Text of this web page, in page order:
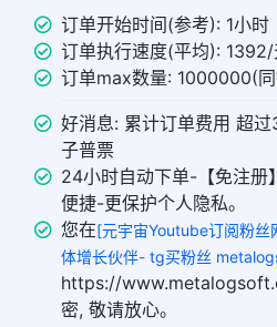
订单开始时间(参考): 1小时
订单执行速度(平均):
订单max数量: 1000000(
好消息: 累计订单费用 超
子普票
24小时自动下单-【免注册
便捷-更保护个人隐私。
您在[元宇宙Youtube订阅粉
体增长伙伴- tg买粉丝
https://
密, 敬请放心。